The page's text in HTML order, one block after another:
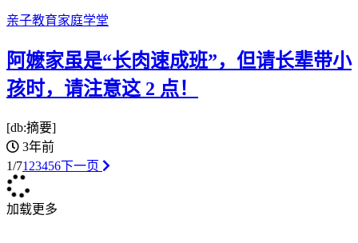
亲子教育家庭学堂
阿嬷家虽是“长肉速成班”，但请长辈带小
孩时，请注意这 2 点！
[db:摘要]
3年前
1/71 23456下一页
加载更多